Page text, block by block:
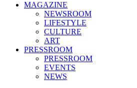
MAGAZINE
NEWSROOM
LIFESTYLE
CULTURE
ART
PRESSROOM
PRESSROOM
EVENTS
NEWS